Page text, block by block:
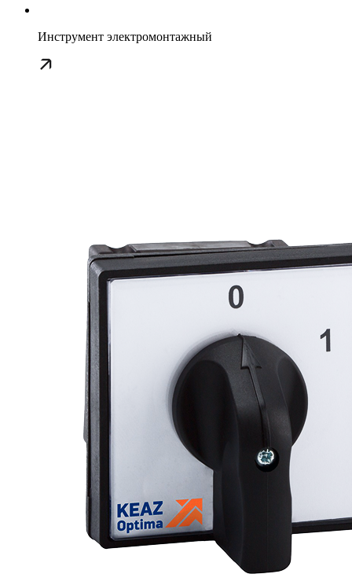
Инструмент электромонтажный